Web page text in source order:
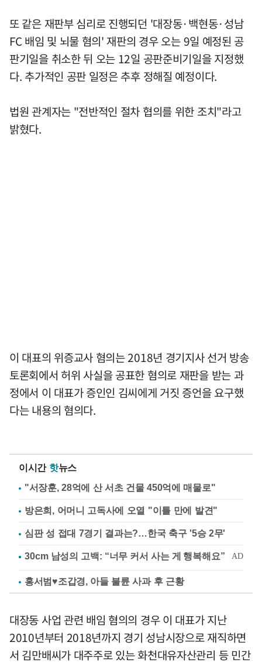
또 같은 재판부 심리로 진행되던 '대장동·백현동·성남
FC 배임 및 뇌물 혐의' 재판의 경우 오는 9일 예정된 공
판기일을 취소한 뒤 오는 12일 공판준비기일을 지정했
다. 추가적인 공판 일정은 추후 정해질 예정이다.
법원 관계자는 "전반적인 절차 협의를 위한 조치"라고
밝혔다.
이 대표의 위증교사 혐의는 2018년 경기지사 선거 방송
토론회에서 허위 사실을 공표한 혐의로 재판을 받는 과
정에서 이 대표가 증인인 김씨에게 거짓 증언을 요구했
다는 내용의 혐의다.
이시간 핫뉴스
"서장훈, 28억에 산 서초 건물 450억에 매물로"
방은희, 어머니 고독사에 오열 "이틀 만에 발견"
심판 성 접대 7경기 결과는?…한국 축구 '5승 2무'
홍서범♥조갑경, 아들 불륜 사과 후 근황
대장동 사업 관련 배임 혐의의 경우 이 대표가 지난
2010년부터 2018년까지 경기 성남시장으로 재직하면
서 김만배씨가 대주주로 있는 화천대유자산관리 등 민간